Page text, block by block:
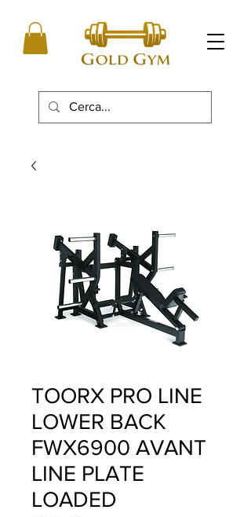
TOORX PRO LINE
LOWER BACK
FWX6900 AVANT
LINE PLATE
LOADED